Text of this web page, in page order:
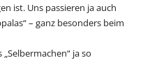
ist. Uns passieren ja auch
– ganz besonders beim
ja so